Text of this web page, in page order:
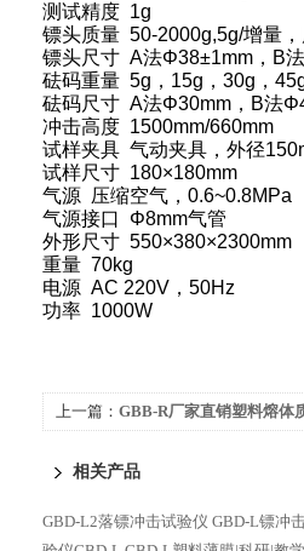
测试精度 1g
镖头质量 50-2000g,5g/增量
镖头尺寸 A法Φ38±1mm，B
砝码重量 5g，15g，30g，
砝码尺寸 A法Φ30mm，B法
冲击高度 1500mm/660mm
试样夹具 气动夹具，外径
试样尺寸 180×180mm
气源 压缩空气，0.6~0.8MPa
气源接口 Φ8mm气管
外形尺寸 550×380×2300mm
重量 70kg
电源 AC 220V，50Hz
功率 1000W
上一篇： GBB-R厂家直销塑料熔体
相关产品
GBD-L2落镖冲击试验仪 GBD-L镖冲